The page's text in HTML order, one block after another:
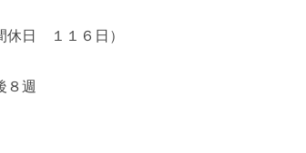
休日 １１６日）
８週